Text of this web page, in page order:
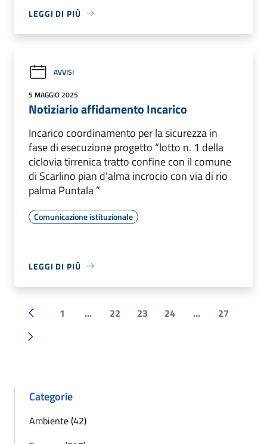
LEGGI DI PIÙ
AVVISI
5 MAGGIO 2025
Notiziario affidamento Incarico
Incarico coordinamento per la sicurezza in
fase di esecuzione progetto “lotto n. 1 della
ciclovia tirrenica tratto confine con il comune
di Scarlino pian d’alma incrocio con via di rio
palma Puntala ”
Comunicazione istituzionale
LEGGI DI PIÙ
« Precedente
1 ... 22 23 24 ... 27
Successiva »
Categorie
Ambiente (42)